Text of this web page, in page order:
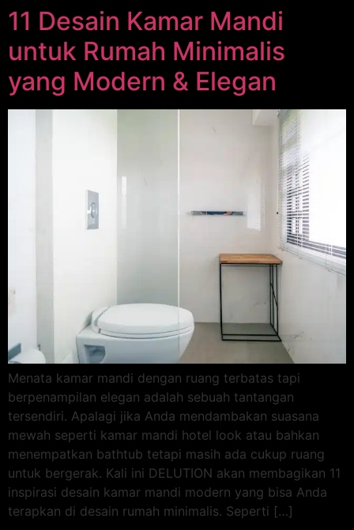
11 Desain Kamar Mandi
untuk Rumah Minimalis
yang Modern & Elegan
Menata kamar mandi dengan ruang terbatas tapi
berpenampilan elegan adalah sebuah tantangan
tersendiri. Apalagi jika Anda mendambakan suasana
mewah seperti kamar mandi hotel look atau bahkan
menempatkan bathtub tetapi masih ada cukup ruang
untuk bergerak. Kali ini DELUTION akan membagikan 11
inspirasi desain kamar mandi modern yang bisa Anda
terapkan di desain rumah minimalis. Seperti […]